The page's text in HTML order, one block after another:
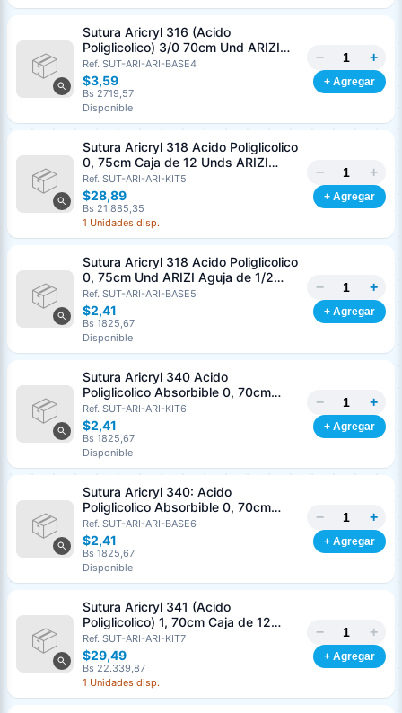
Sutura Aricryl 316 (Acido
Poliglicolico) 3/0 70cm Und ARIZI
Aguja de 1/2 Circulo Punta Conica
26mm
Ref. SUT-ARI-ARI-BASE4
$3,59
Bs 2719,57
Disponible
− +
+ Agregar
Sutura Aricryl 318 Acido Poliglicolico
0, 75cm Caja de 12 Unds ARIZI
Aguja de 1/2 Punta Cónica 26mm
Ref. SUT-ARI-ARI-KIT5
$28,89
Bs 21.885,35
1 Unidades disp.
− +
+ Agregar
Sutura Aricryl 318 Acido Poliglicolico
0, 75cm Und ARIZI Aguja de 1/2
Punta Cónica 26mm
Ref. SUT-ARI-ARI-BASE5
$2,41
Bs 1825,67
Disponible
− +
+ Agregar
Sutura Aricryl 340 Acido
Poliglicolico Absorbible 0, 70cm
Caja de 12 Unds ARIZI Aguja de 1/2
Punta Cónica 36mm
Ref. SUT-ARI-ARI-KIT6
$2,41
Bs 1825,67
Disponible
− +
+ Agregar
Sutura Aricryl 340: Acido
Poliglicolico Absorbible 0, 70cm
Und ARIZI Aguja de 1/2 Punta
Cónica 36mm
Ref. SUT-ARI-ARI-BASE6
$2,41
Bs 1825,67
Disponible
− +
+ Agregar
Sutura Aricryl 341 (Acido
Poliglicolico) 1, 70cm Caja de 12
Unds ARIZI Aguja de 1/2 Circulo
Punta Conica 36mm
Ref. SUT-ARI-ARI-KIT7
$29,49
Bs 22.339,87
1 Unidades disp.
− +
+ Agregar
Generar cotización
Completá los datos para emitir el PDF
Nombre o razón social
Cédula o RIF*
Teléfono (opcional)
Email (opcional)
Cancelar
Clave